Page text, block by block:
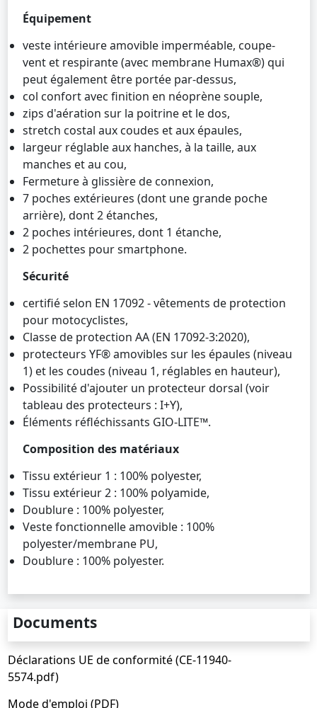
Équipement
veste intérieure amovible imperméable, coupe-
vent et respirante (avec membrane Humax®) qui
peut également être portée par-dessus,
col confort avec finition en néoprène souple,
zips d'aération sur la poitrine et le dos,
stretch costal aux coudes et aux épaules,
largeur réglable aux hanches, à la taille, aux
manches et au cou,
Fermeture à glissière de connexion,
7 poches extérieures (dont une grande poche
arrière), dont 2 étanches,
2 poches intérieures, dont 1 étanche,
2 pochettes pour smartphone.
Sécurité
certifié selon EN 17092 - vêtements de protection
pour motocyclistes,
Classe de protection AA (EN 17092-3:2020),
protecteurs YF® amovibles sur les épaules (niveau
1) et les coudes (niveau 1, réglables en hauteur),
Possibilité d'ajouter un protecteur dorsal (voir
tableau des protecteurs : I+Y),
Éléments réfléchissants GIO-LITE™.
Composition des matériaux
Tissu extérieur 1 : 100% polyester,
Tissu extérieur 2 : 100% polyamide,
Doublure : 100% polyester,
Veste fonctionnelle amovible : 100%
polyester/membrane PU,
Doublure : 100% polyester.
Documents
Déclarations UE de conformité (CE-11940-
5574.pdf)
Mode d'emploi (PDF)